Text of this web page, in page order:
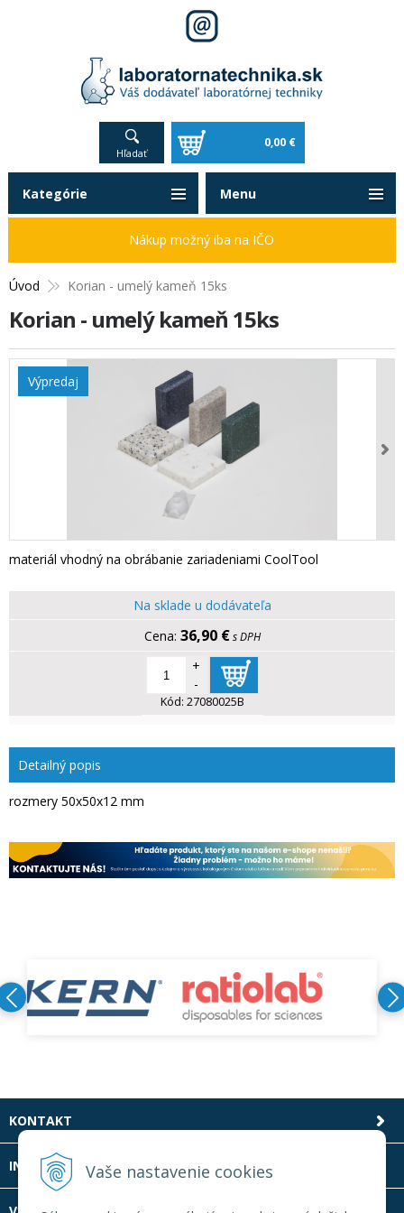
Vaše nastavenie cookies
Hľadať
0,00 €
Úvod Korian - umelý kameň 15ks
Korian - umelý kameň 15ks
Výpredaj
materiál vhodný na obrábanie zariadeniami CoolTool
Na sklade u dodávateľa
36,90 € s DPH
+
-
Kód: 27080025B
Detailný popis
rozmery 50x50x12 mm
Kategórie
Nákup možný iba na IČO
Menu
KONTAKT
INFOLINKA